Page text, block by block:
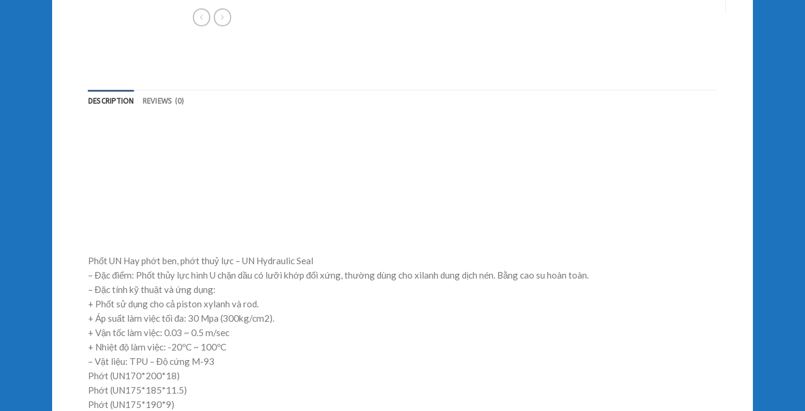
DESCRIPTION REVIEWS (0)
Phốt UN Hay phớt ben, phớt thuỷ lực – UN Hydraulic Seal
– Đặc điểm: Phốt thủy lực hình U chặn dầu có lưỡi khớp đối xứng, thường dùng cho xilanh dung dịch nén. Bằng cao su hoàn toàn.
– Đặc tính kỹ thuật và ứng dụng:
+ Phốt sử dụng cho cả piston xylanh và rod.
+ Áp suất làm việc tối đa: 30 Mpa (300kg/cm2).
+ Vận tốc làm việc: 0.03 ~ 0.5 m/sec
+ Nhiệt độ làm việc: -20ºC ~ 100ºC
– Vật liệu: TPU – Độ cứng M-93
Phớt (UN170*200*18)
Phớt (UN175*185*11.5)
Phớt (UN175*190*9)